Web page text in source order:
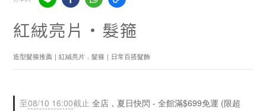
紅絨亮片・髮箍
造型髮箍推薦｜紅絨亮片．髮箍｜日常百搭髮飾
至08/10 16:00截止 全店，夏日快閃 - 全館滿$699免運 (限超